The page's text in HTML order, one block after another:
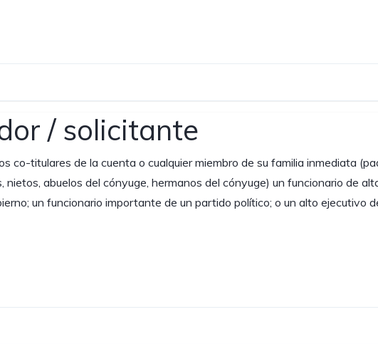
/ solicitante
co-titulares de la cuenta o cualquier miembro de su familia inmediata
abuelos del cónyuge, hermanos del cónyuge) un funcionario de
un funcionario importante de un partido político; o un alto ejecutivo